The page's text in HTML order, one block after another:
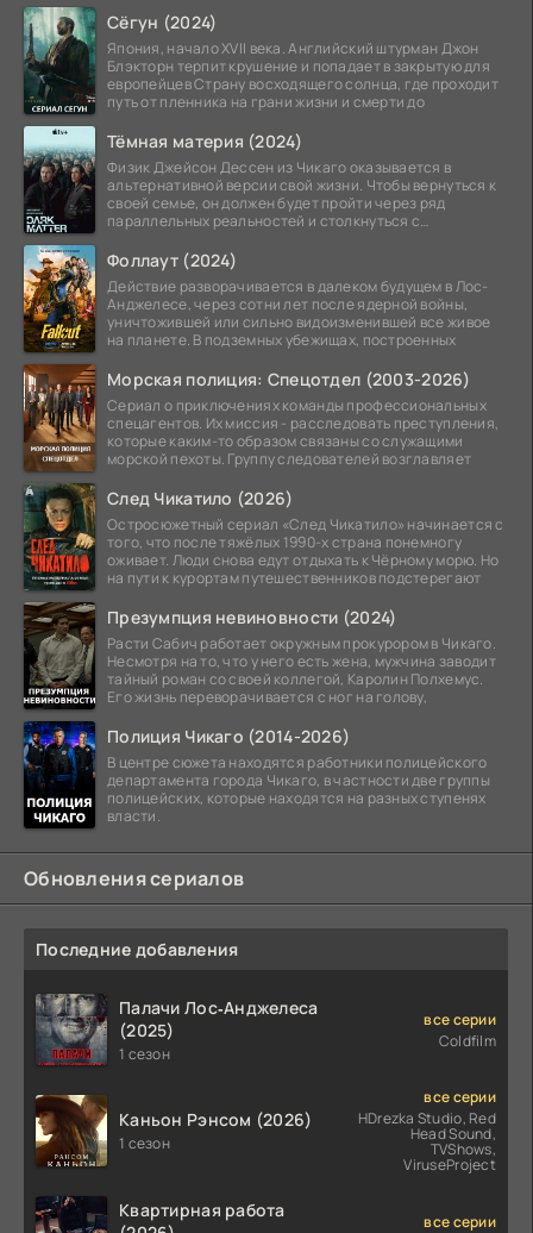
Сёгун (2024)
Япония, начало XVII века. Английский штурман Джон
Блэкторн терпит крушение и попадает в закрытую для
европейцев Страну восходящего солнца, где проходит
путь от пленника на грани жизни и смерти до
Тёмная материя (2024)
Физик Джейсон Дессен из Чикаго оказывается в
альтернативной версии свой жизни. Чтобы вернуться к
своей семье, он должен будет пройти через ряд
параллельных реальностей и столкнуться с
Фоллаут (2024)
Действие разворачивается в далеком будущем в Лос-
Анджелесе, через сотни лет после ядерной войны,
уничтожившей или сильно видоизменившей все живое
на планете. В подземных убежищах, построенных
Морская полиция: Спецотдел (2003-2026)
Сериал о приключениях команды профессиональных
спецагентов. Их миссия - расследовать преступления,
которые каким-то образом связаны со служащими
морской пехоты. Группу следователей возглавляет
След Чикатило (2026)
Остросюжетный сериал «След Чикатило» начинается с
того, что после тяжёлых 1990-х страна понемногу
оживает. Люди снова едут отдыхать к Чёрному морю. Но
на пути к курортам путешественников подстерегают
Презумпция невиновности (2024)
Расти Сабич работает окружным прокурором в Чикаго.
Несмотря на то, что у него есть жена, мужчина заводит
тайный роман со своей коллегой, Каролин Полхемус.
Его жизнь переворачивается с ног на голову,
Полиция Чикаго (2014-2026)
В центре сюжета находятся работники полицейского
департамента города Чикаго, в частности две группы
полицейских, которые находятся на разных ступенях
власти.
Обновления сериалов
Последние добавления
Палачи Лос‑Анджелеса
(2025)
1 сезон
все серии
Coldfilm
Каньон Рэнсом (2026)
1 сезон
все серии
HDrezka Studio, Red
Head Sound,
TVShows,
ViruseProject
Квартирная работа
все серии